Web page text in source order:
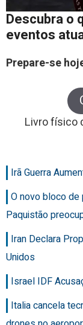
Descubra o
eventos
Prepare-se
Livro físico
Irã Guerra
O novo bloco de
Paquistão
Iran Declara
Unidos
Israel IDF
Italia cancela